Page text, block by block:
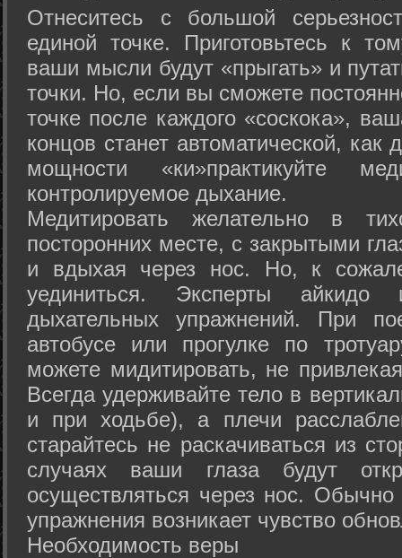
Отнеситесь с большой
единой точке. Приготовьтесь к
ваши мысли будут «прыгать» и
точки. Но, если вы сможете
точке после каждого «соскока»,
концов станет автоматической,
мощности «ки»практикуйте
контролируемое дыхание.
Медитировать желательно в
посторонних месте, с закрытыми
и вдыхая через нос. Но, к
уединиться. Эксперты айкидо
дыхательных упражнений. При
автобусе или прогулке по
можете мидитировать, не
Всегда удерживайте тело в
и при ходьбе), а плечи
старайтесь не раскачиваться из
случаях ваши глаза будут
осуществляться через нос. Обычно
упражнения возникает чувство
Необходимость веры